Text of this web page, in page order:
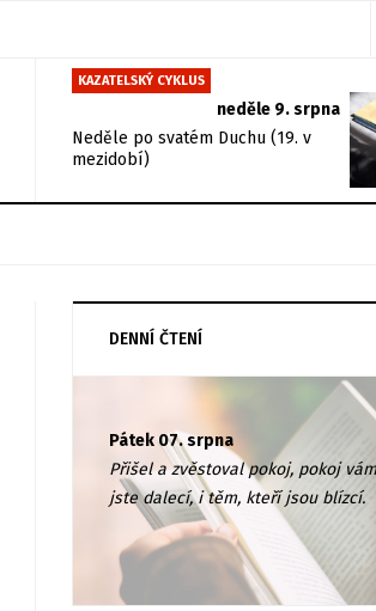
KAZATELSKÝ CYKLUS
neděle 9. srpna
Neděle po svatém Duchu (19. v
mezidobí)
DENNÍ ČTENÍ
Pátek 07. srpna
Přišel a zvěstoval pokoj, pokoj
jste dalecí, i těm, kteří jsou blízcí.